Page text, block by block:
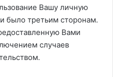
Вашу личную
было третьим сторонам.
Вами
случаев